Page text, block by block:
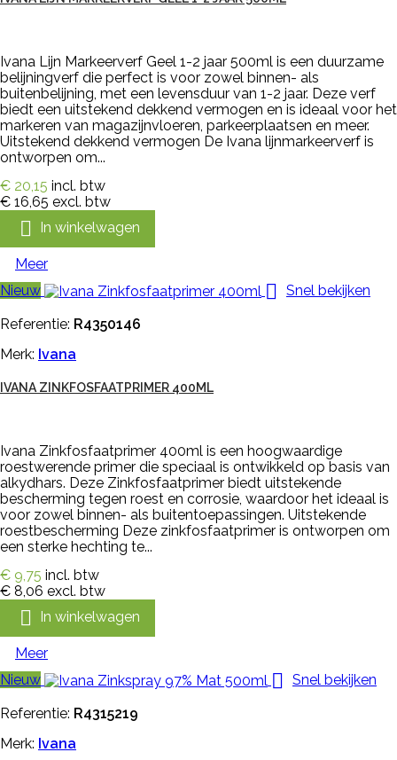
Ivana Lijn Markeerverf Geel 1-2 jaar 500ml is een duurzame
belijningverf die perfect is voor zowel binnen- als
buitenbelijning, met een levensduur van 1-2 jaar. Deze verf
biedt een uitstekend dekkend vermogen en is ideaal voor het
markeren van magazijnvloeren, parkeerplaatsen en meer.
Uitstekend dekkend vermogen De Ivana lijnmarkeerverf is
ontworpen om...
€ 20,15 incl. btw
€ 16,65 excl. btw
 In winkelwagen
Meer
Nieuw

Snel bekijken
Referentie: R4350146
Merk: Ivana
IVANA ZINKFOSFAATPRIMER 400ML
Ivana Zinkfosfaatprimer 400ml is een hoogwaardige
roestwerende primer die speciaal is ontwikkeld op basis van
alkydhars. Deze Zinkfosfaatprimer biedt uitstekende
bescherming tegen roest en corrosie, waardoor het ideaal is
voor zowel binnen- als buitentoepassingen. Uitstekende
roestbescherming Deze zinkfosfaatprimer is ontworpen om
een sterke hechting te...
€ 9,75 incl. btw
€ 8,06 excl. btw
 In winkelwagen
Meer
Nieuw

Snel bekijken
Referentie: R4315219
Merk: Ivana